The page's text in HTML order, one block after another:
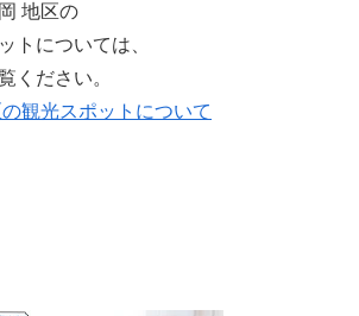
地区の
トについては、
ください。
観光スポットについて